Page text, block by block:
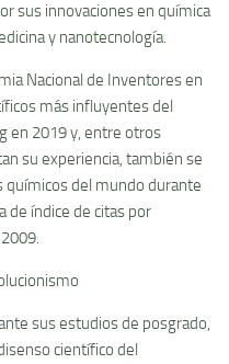
sus innovaciones en química
y nanotecnología.
Nacional de Inventores en
más influyentes del
en 2019 y, entre otros
su experiencia, también se
químicos del mundo durante
de índice de citas por
sus estudios de posgrado,
científico del